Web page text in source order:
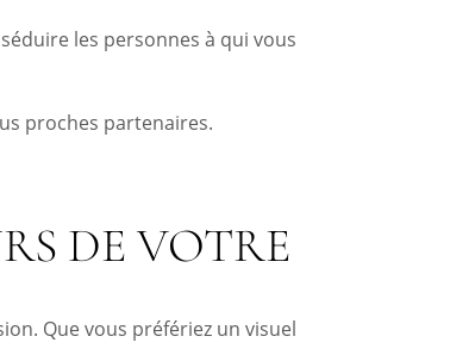
les personnes à qui vous
proches partenaires.
DE VOTRE
Que vous préfériez un visuel